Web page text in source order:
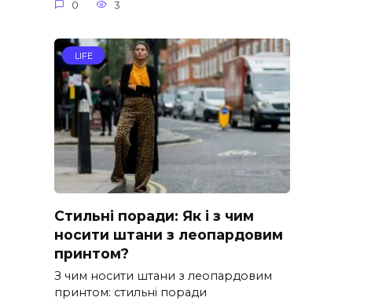
0 3
LIFE
Стильні поради: Як і з чим
носити штани з леопардовим
принтом?
З чим носити штани з леопардовим
принтом: стильні поради